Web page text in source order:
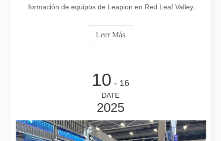
¿Es caro el dispositivo de soldadura láser? ¿Cómo comprar uno rentable?
En la fabricación y la ingeniería modernas, la precisión y la
formación de equipos de Leapion en Red Leaf Valley
el equipo de Leapion se dirigió a Red Leaf Valley, donde
entablaron un diálogo profundo con la naturaleza y
Leer Más
10 - 16
DATE
2025